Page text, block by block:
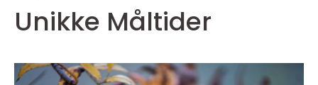
Unikke Måltider